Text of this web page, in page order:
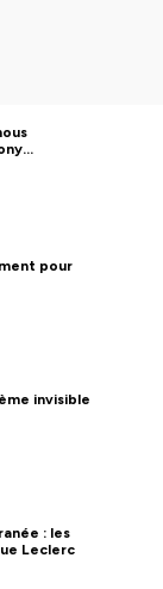
se forme
diversité
de-
pour
invisible
: les
Leclerc